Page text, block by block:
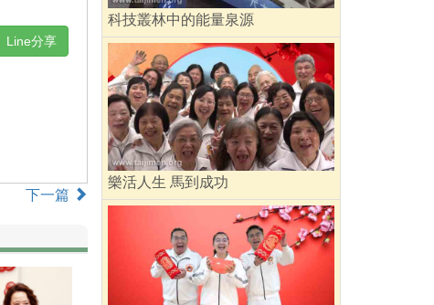
Line分享
下一篇
科技叢林中的能量泉源
樂活人生 馬到成功